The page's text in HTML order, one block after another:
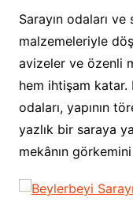
Sarayın odaları
malzemeleriyle
avizeler ve özenli
hem ihtişam
odaları, yapının
yazlık bir saraya
mekânın